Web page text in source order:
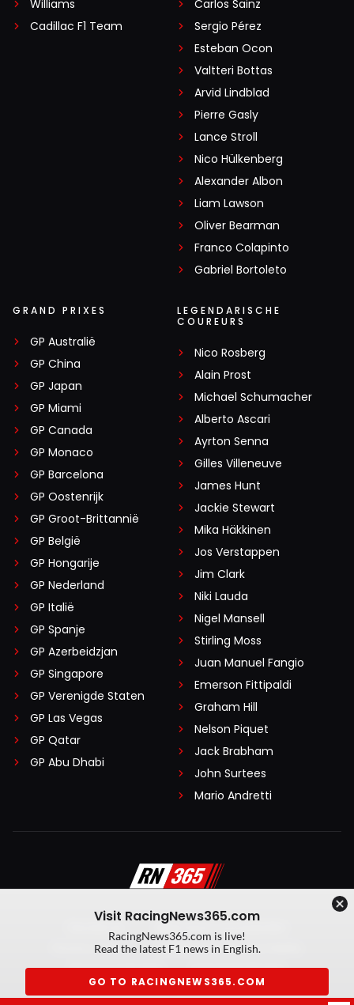
Williams
Cadillac F1 Team
Carlos Sainz
Sergio Pérez
Esteban Ocon
Valtteri Bottas
Arvid Lindblad
Pierre Gasly
Lance Stroll
Nico Hülkenberg
Alexander Albon
Liam Lawson
Oliver Bearman
Franco Colapinto
Gabriel Bortoleto
GRAND PRIXES
GP Australië
GP China
GP Japan
GP Miami
GP Canada
GP Monaco
GP Barcelona
GP Oostenrijk
GP Groot-Brittannië
GP België
GP Hongarije
GP Nederland
GP Italië
GP Spanje
GP Azerbeidzjan
GP Singapore
GP Verenigde Staten
GP Las Vegas
GP Qatar
GP Abu Dhabi
LEGENDARISCHE
COUREURS
Nico Rosberg
Alain Prost
Michael Schumacher
Alberto Ascari
Ayrton Senna
Gilles Villeneuve
James Hunt
Jackie Stewart
Mika Häkkinen
Jos Verstappen
Jim Clark
Niki Lauda
Nigel Mansell
Stirling Moss
Juan Manuel Fangio
Emerson Fittipaldi
Graham Hill
Nelson Piquet
Jack Brabham
John Surtees
Mario Andretti
Algemene voorwaarden
Privacy Policy
Created by On Your Marks
Privacy manager
Kansspeluitingen
Visit RacingNews365.com
RacingNews365.com is live!
Read the latest F1 news in English.
GO TO RACINGNEWS365.COM